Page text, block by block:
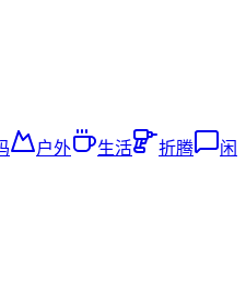
户外 生活 折腾
闲